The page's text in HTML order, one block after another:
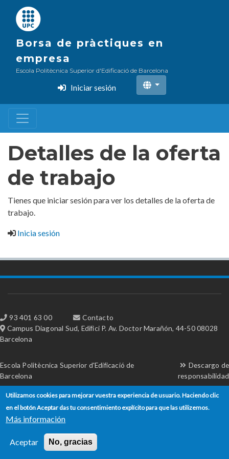
principal
Borsa de pràctiques en
empresa
Escola Politècnica Superior d'Edificació de Barcelona
Iniciar sesión
Detalles de la oferta
de trabajo
Tienes que iniciar sesión para ver los detalles de la oferta de
trabajo.
Inicia sesión
93 401 63 00
Contacto
Campus Diagonal Sud, Edifici P. Av. Doctor Marañón, 44-50 08028
Barcelona
Escola Politècnica Superior d'Edificació de
Barcelona
Descargo de
responsabilidad
Utilizamos cookies para mejorar vuestra experiencia de usuario. Haciendo clic
en el botón Aceptar das tu consentimiento explícito para que las utilizemos.
Más información
Aceptar No, gracias